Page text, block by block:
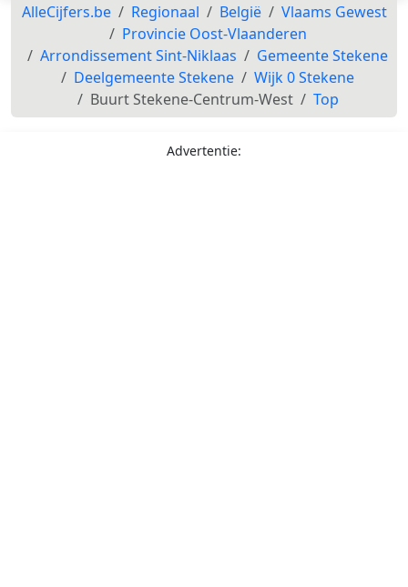
AlleCijfers.be Regionaal België
Vlaams Gewest
Provincie Oost-Vlaanderen
Arrondissement Sint-Niklaas
Gemeente Stekene
Deelgemeente Stekene
Wijk 0 Stekene
Buurt Stekene-Centrum-West
Top
Advertentie: